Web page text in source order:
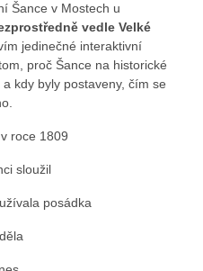
Šance v Mostech u
vedle Velké
jedinečné interaktivní
proč Šance na historické
kdy byly postaveny, čím se
roce 1809
sloužil
posádka